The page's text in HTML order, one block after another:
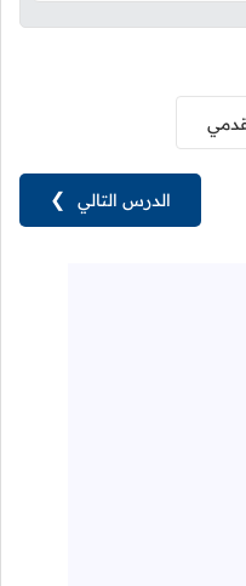
الدرس التالي ❯